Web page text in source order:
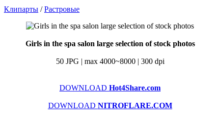
Клипарты /Растровые
Girls in the spa salon large selection of stock photos
50 JPG | max 4000~8000 | 300 dpi
DOWNLOAD Hot4Share.com
DOWNLOAD NITROFLARE.COM